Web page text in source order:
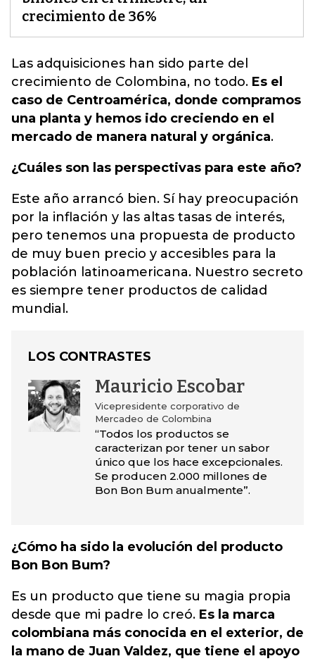
crecimiento de 36%
Las adquisiciones han sido parte del
crecimiento de Colombina, no todo. Es el
caso de Centroamérica, donde compramos
una planta y hemos ido creciendo en el
mercado de manera natural y orgánica.
¿Cuáles son las perspectivas para este año?
Este año arrancó bien. Sí hay preocupación
por la inflación y las altas tasas de interés,
pero tenemos una propuesta de producto
de muy buen precio y accesibles para la
población latinoamericana. Nuestro secreto
es siempre tener productos de calidad
mundial.
LOS CONTRASTES
Mauricio Escobar
Vicepresidente corporativo de
Mercadeo de Colombina
“Todos los productos se
caracterizan por tener un sabor
único que los hace excepcionales.
Se producen 2.000 millones de
Bon Bon Bum anualmente”.
¿Cómo ha sido la evolución del producto
Bon Bon Bum?
Es un producto que tiene su magia propia
desde que mi padre lo creó. Es la marca
colombiana más conocida en el exterior, de
la mano de Juan Valdez, que tiene el apoyo